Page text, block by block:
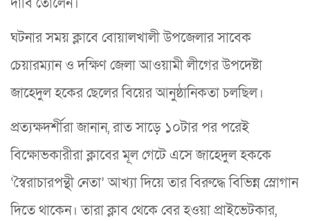
দাবি তোলেন।
ঘটনার সময় ক্লাবে বোয়ালখালী উপজেলার সাবেক
চেয়ারম্যান ও দক্ষিণ জেলা আওয়ামী লীগের উপদেষ্টা
জাহেদুল হকের ছেলের বিয়ের আনুষ্ঠানিকতা চলছিল।
প্রত্যক্ষদর্শীরা জানান, রাত সাড়ে ১০টার পর পরেই
বিক্ষোভকারীরা ক্লাবের মূল গেটে এসে জাহেদুল হককে
‘স্বৈরাচারপন্থী নেতা’ আখ্যা দিয়ে তার বিরুদ্ধে বিভিন্ন স্লোগান
দিতে থাকেন। তারা ক্লাব থেকে বের হওয়া প্রাইভেটকার,